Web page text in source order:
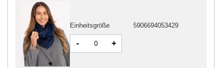
Einheitsgröße 5906694053429
- +